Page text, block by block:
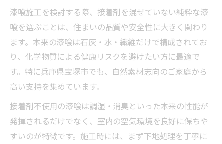
漆喰施工を検討する際、接着剤を混ぜていない純粋な漆
喰を選ぶことは、住まいの品質や安全性に大きく関わり
ます。本来の漆喰は石灰・水・繊維だけで構成されてお
り、化学物質による健康リスクを避けたい方に最適で
す。特に兵庫県宝塚市でも、自然素材志向のご家庭から
高い支持を集めています。
接着剤不使用の漆喰は調湿・消臭といった本来の性能が
発揮されるだけでなく、室内の空気環境を良好に保ちや
すいのが特徴です。施工時には、まず下地処理を丁寧に